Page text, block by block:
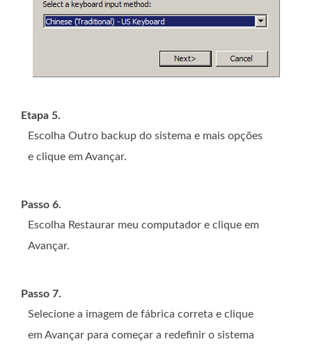
Etapa 5.
Escolha Outro backup do sistema e mais opções
e clique em Avançar.
Passo 6.
Escolha Restaurar meu computador e clique em
Avançar.
Passo 7.
Selecione a imagem de fábrica correta e clique
em Avançar para começar a redefinir o sistema